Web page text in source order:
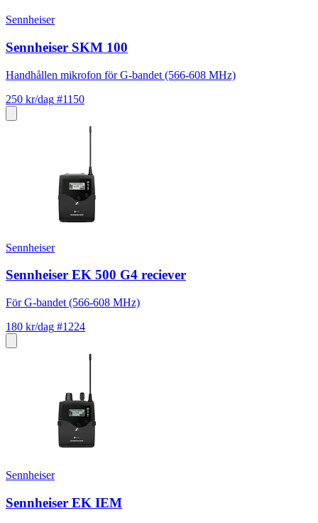
Sennheiser
Sennheiser SKM 100
Handhållen mikrofon för G-bandet (566-608 MHz)
250 kr/dag #1150
Sennheiser
Sennheiser EK 500 G4 reciever
För G-bandet (566-608 MHz)
180 kr/dag #1224
Sennheiser
Sennheiser EK IEM